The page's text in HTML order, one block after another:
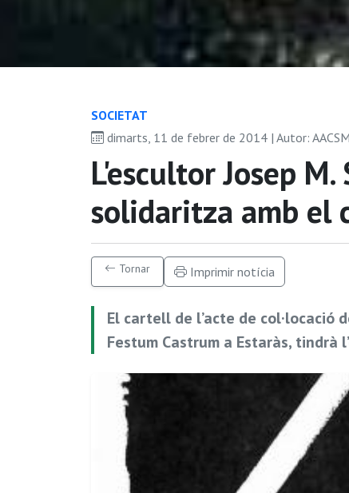
SOCIETAT
dimarts, 11 de febrer de 2014 | Autor:
L'escultor Josep
solidaritza amb el
Tornar Imprimir notícia
El cartell de l’acte de col·locació
Festum Castrum a Estaràs, tindrà